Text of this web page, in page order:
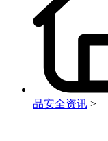
品安全资讯 >